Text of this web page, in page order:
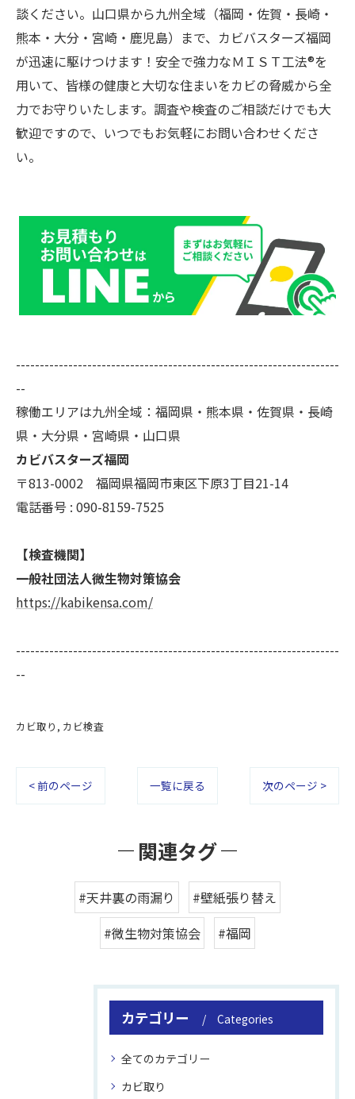
談ください。山口県から九州全域（福岡・佐賀・長崎・
熊本・大分・宮崎・鹿児島）まで、カビバスターズ福岡
が迅速に駆けつけます！安全で強力なＭＩＳＴ工法®を
用いて、皆様の健康と大切な住まいをカビの脅威から全
力でお守りいたします。調査や検査のご相談だけでも大
歓迎ですので、いつでもお気軽にお問い合わせくださ
い。
--------------------------------------------------------------------
--
稼働エリアは九州全域：福岡県・熊本県・佐賀県・長崎
県・大分県・宮崎県・山口県
カビバスターズ福岡
〒813-0002 福岡県福岡市東区下原3丁目21-14
電話番号 : 090-8159-7525
【検査機関】
一般社団法人微生物対策協会
https://kabikensa.com/
--------------------------------------------------------------------
--
カビ取り カビ検査
< 前のページ 一覧に戻る 次のページ >
関連タグ
#天井裏の雨漏り
#壁紙張り替え
#微生物対策協会
#福岡
カテゴリー Categories
全てのカテゴリー
カビ取り